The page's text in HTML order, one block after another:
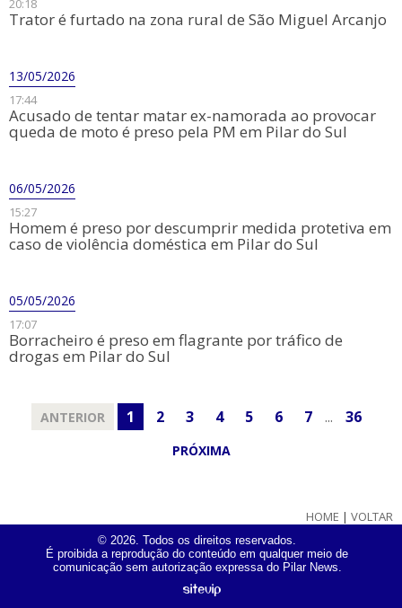
20:18
Trator é furtado na zona rural de São Miguel Arcanjo
13/05/2026
17:44
Acusado de tentar matar ex-namorada ao provocar
queda de moto é preso pela PM em Pilar do Sul
06/05/2026
15:27
Homem é preso por descumprir medida protetiva em
caso de violência doméstica em Pilar do Sul
05/05/2026
17:07
​Borracheiro é preso em flagrante por tráfico de
drogas em Pilar do Sul
ANTERIOR 1 2 3 4 5 6 7 ... 36
PRÓXIMA
HOME | VOLTAR
© 2026. Todos os direitos reservados.
É proibida a reprodução do conteúdo em qualquer meio de
comunicação sem autorização expressa do Pilar News.